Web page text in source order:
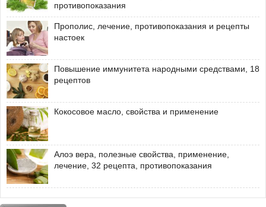
противопоказания
Прополис, лечение, противопоказания и рецепты
настоек
Повышение иммунитета народными средствами, 18
рецептов
Кокосовое масло, свойства и применение
Алоэ вера, полезные свойства, применение,
лечение, 32 рецепта, противопоказания